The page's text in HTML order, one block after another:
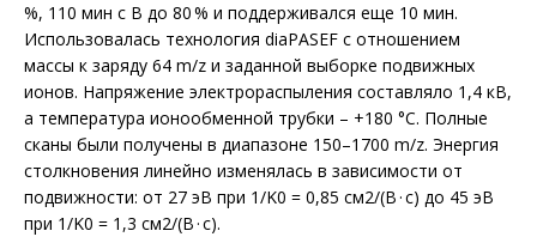
%, 110 мин с B до 80 % и поддерживался еще 10 мин.
Использовалась технология diaPASEF с отношением
массы к заряду 64 m/z и заданной выборке подвижных
ионов. Напряжение электрораспыления составляло 1,4 кВ,
а температура ионообменной трубки – +180 °C. Полные
сканы были получены в диапазоне 150–1700 m/z. Энергия
столкновения линейно изменялась в зависимости от
подвижности: от 27 эВ при 1/K0 = 0,85 см2/(В · с) до 45 эВ
при 1/K0 = 1,3 см2/(В · с).